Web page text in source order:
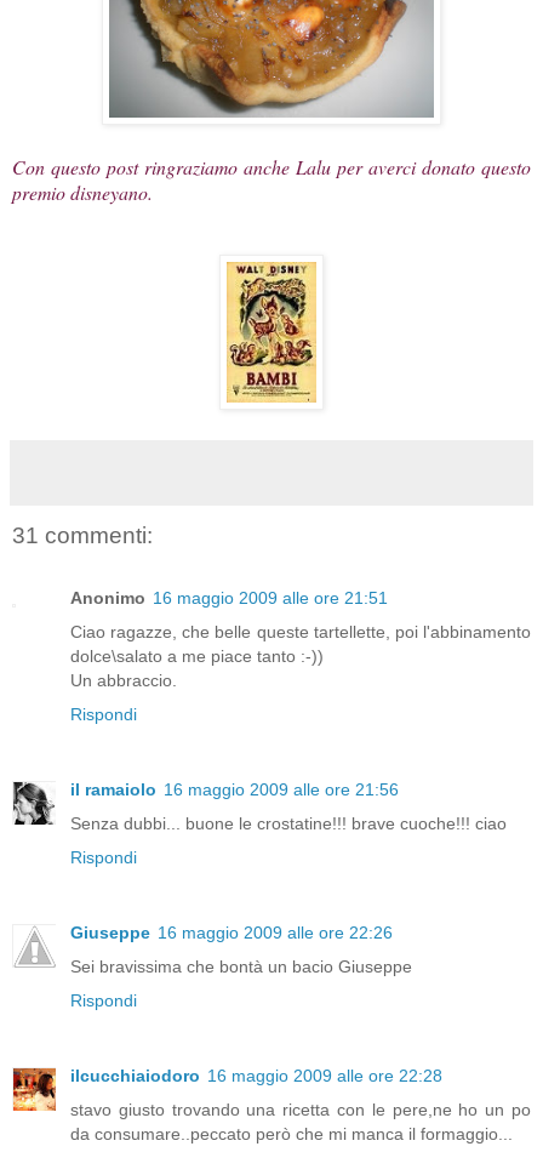
Con questo post ringraziamo anche Lalu per averci donato questo
premio disneyano.
31 commenti:
Anonimo 16 maggio 2009 alle ore 21:51
Ciao ragazze, che belle queste tartellette, poi l'abbinamento
dolce\salato a me piace tanto :-))
Un abbraccio.
Rispondi
il ramaiolo 16 maggio 2009 alle ore 21:56
Senza dubbi... buone le crostatine!!! brave cuoche!!! ciao
Rispondi
Giuseppe 16 maggio 2009 alle ore 22:26
Sei bravissima che bontà un bacio Giuseppe
Rispondi
ilcucchiaiodoro 16 maggio 2009 alle ore 22:28
stavo giusto trovando una ricetta con le pere,ne ho un po
da consumare..peccato però che mi manca il formaggio...